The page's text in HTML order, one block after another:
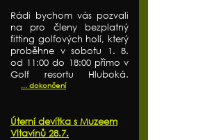
Rádi bychom vás pozvali
na pro členy bezplatný
fitting golfových holí, který
proběhne v sobotu 1. 8.
od 11:00 do 18:00 přímo v
Golf resortu Hluboká.
... dokončení
Úterní devítka s Muzeem
Vltavínů 28.7.